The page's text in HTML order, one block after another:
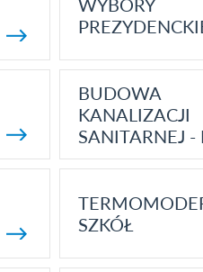
WYBORY
BUDOWA
KANALIZACJI
SANITARNEJ -
SZKÓŁ